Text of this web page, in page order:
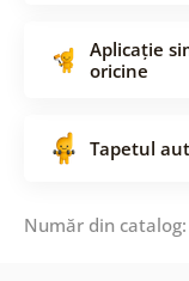
Aplicație
oricine
Tapetul
Număr din